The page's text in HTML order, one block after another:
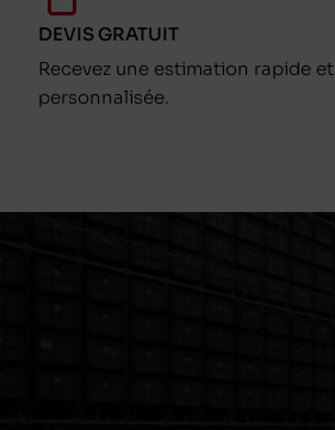
DEVIS GRATUIT
Recevez une estimation rapide et
personnalisée.